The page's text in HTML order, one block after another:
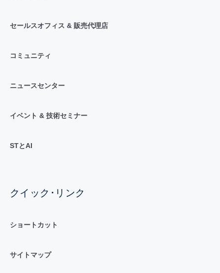
セールスオフィス & 販売代理店
コミュニティ
ニュースセンター
イベント & 技術セミナー
STとAI
クイック･リンク
ショートカット
サイトマップ